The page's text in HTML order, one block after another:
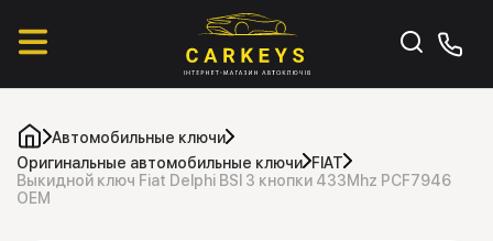
Автомобильные ключи
Оригинальные автомобильные ключи FIAT
Выкидной ключ Fiat Delphi BSI 3 кнопки 433Mhz PCF7946
OEM